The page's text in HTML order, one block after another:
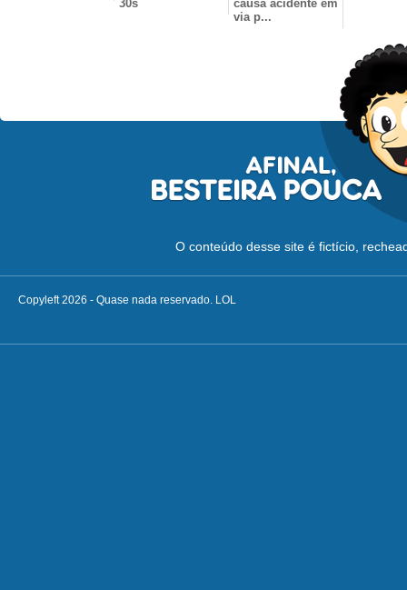
30s
causa acidente em
via p...
O conteúdo desse site é fictício,
Copyleft 2026 - Quase nada reservado. LOL